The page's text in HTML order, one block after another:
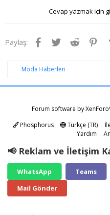
Cevap yazmak için
Paylaş: Facebook
TwitterReddit
Moda Haberleri
Forum software by
Phosphorus
Türkçe (TR)
Yardım
📢 Reklam ve İletişim
WhatsApp Teams
Mail Gönder